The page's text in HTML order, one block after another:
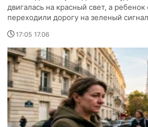
двигалась на красный свет, а
переходили дорогу на зеленый
17:05 17.06